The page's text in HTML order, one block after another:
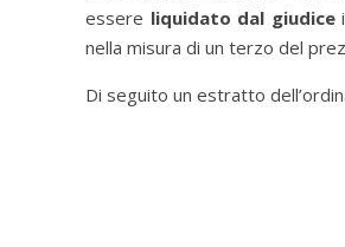
essere liquidato dal giudice
nella misura di un terzo del
Di seguito un estratto